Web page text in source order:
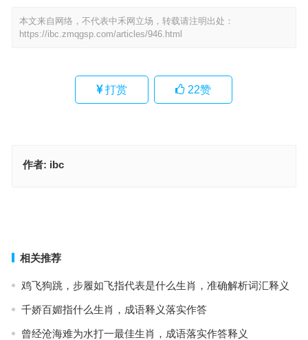
本文来自网络，不代表中禾网立场，转载请注明出处：
https://ibc.zmqgsp.com/articles/946.html
打赏 22赞
作者: ibc
相关推荐
鸡飞狗跳，步履如飞指代表是什么生肖，准确解析词汇释义
千娇百媚指什么生肖，成语释义落实作答
曾经沧海难为水打一最佳生肖，成语落实作答释义